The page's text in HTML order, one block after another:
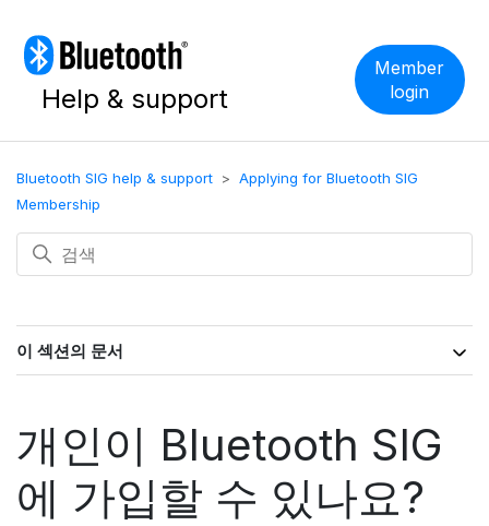
Help & support
Member
login
Bluetooth SIG help & support
Applying for Bluetooth SIG
Membership
이 섹션의 문서
개인이 Bluetooth SIG
에 가입할 수 있나요?